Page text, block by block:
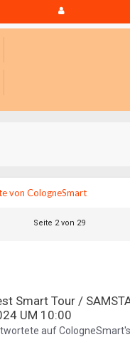
von CologneSmart
Seite 2 von 29
Smart Tour /
UM 10:00
aufCologneSmart